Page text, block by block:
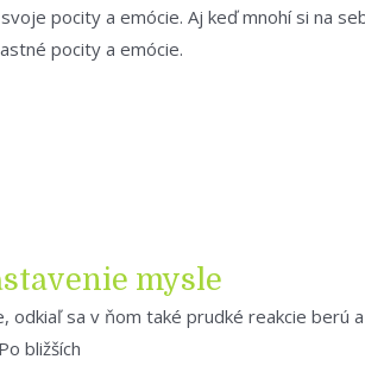
pocity a emócie. Aj keď mnohí si na
pocity a emócie.
mysle
sa v ňom také prudké reakcie berú
bližších